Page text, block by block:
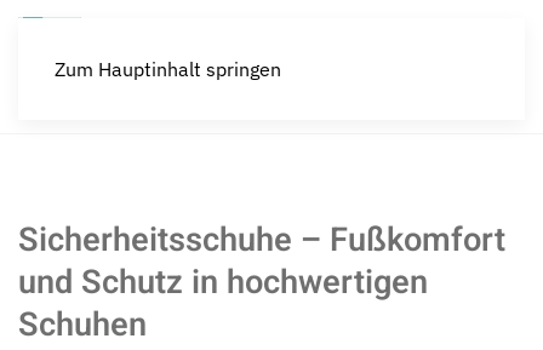
Zum Hauptinhalt springen
Sicherheitsschuhe – Fußkomfort
und Schutz in hochwertigen
Schuhen